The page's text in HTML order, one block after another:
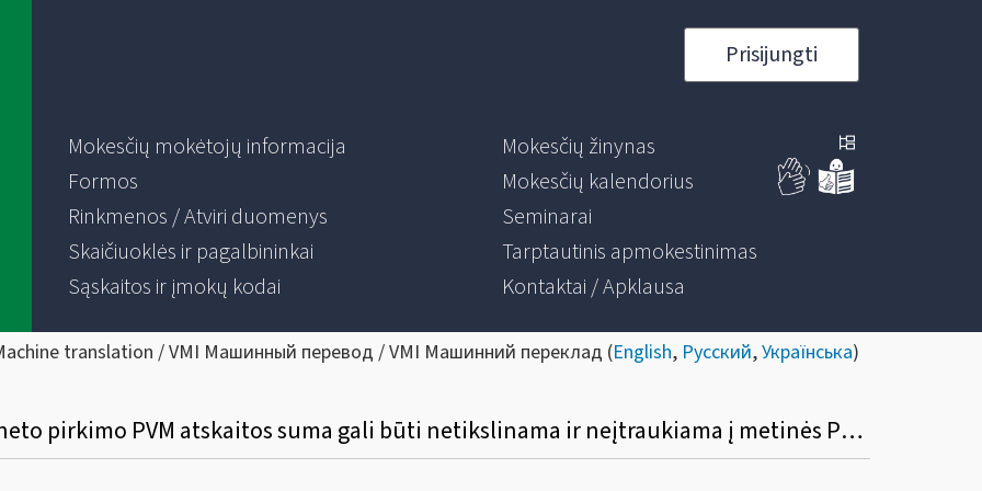
Prisijungti
Mokesčių mokėtojų informacija
Formos
Rinkmenos / Atviri duomenys
Skaičiuoklės ir pagalbininkai
Sąskaitos ir įmokų kodai
Mokesčių žinynas
Mokesčių kalendorius
Seminarai
Tarptautinis apmokestinimas
Kontaktai / Apklausa
translation / VMI Машинный перевод / VMI Машинний переклад (English, Русский,Українська)
Kada ilgalaikio materialiojo turto vieneto pirkimo PVM atskaitos suma gali būti netikslinama ir neįtraukiama į metinės PVM deklaracijos priedą (FR0516A)?